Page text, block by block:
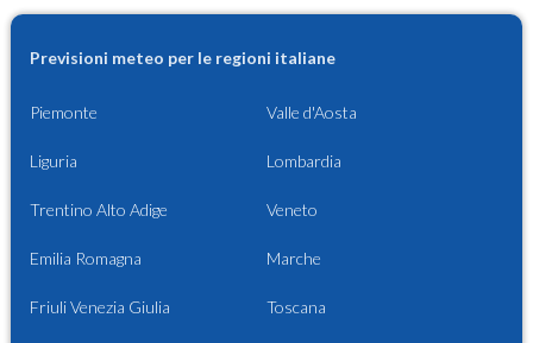
Previsioni meteo per le regioni italiane
Piemonte Valle d'Aosta
Liguria Lombardia
Trentino Alto Adige Veneto
Emilia Romagna Marche
Friuli Venezia Giulia Toscana